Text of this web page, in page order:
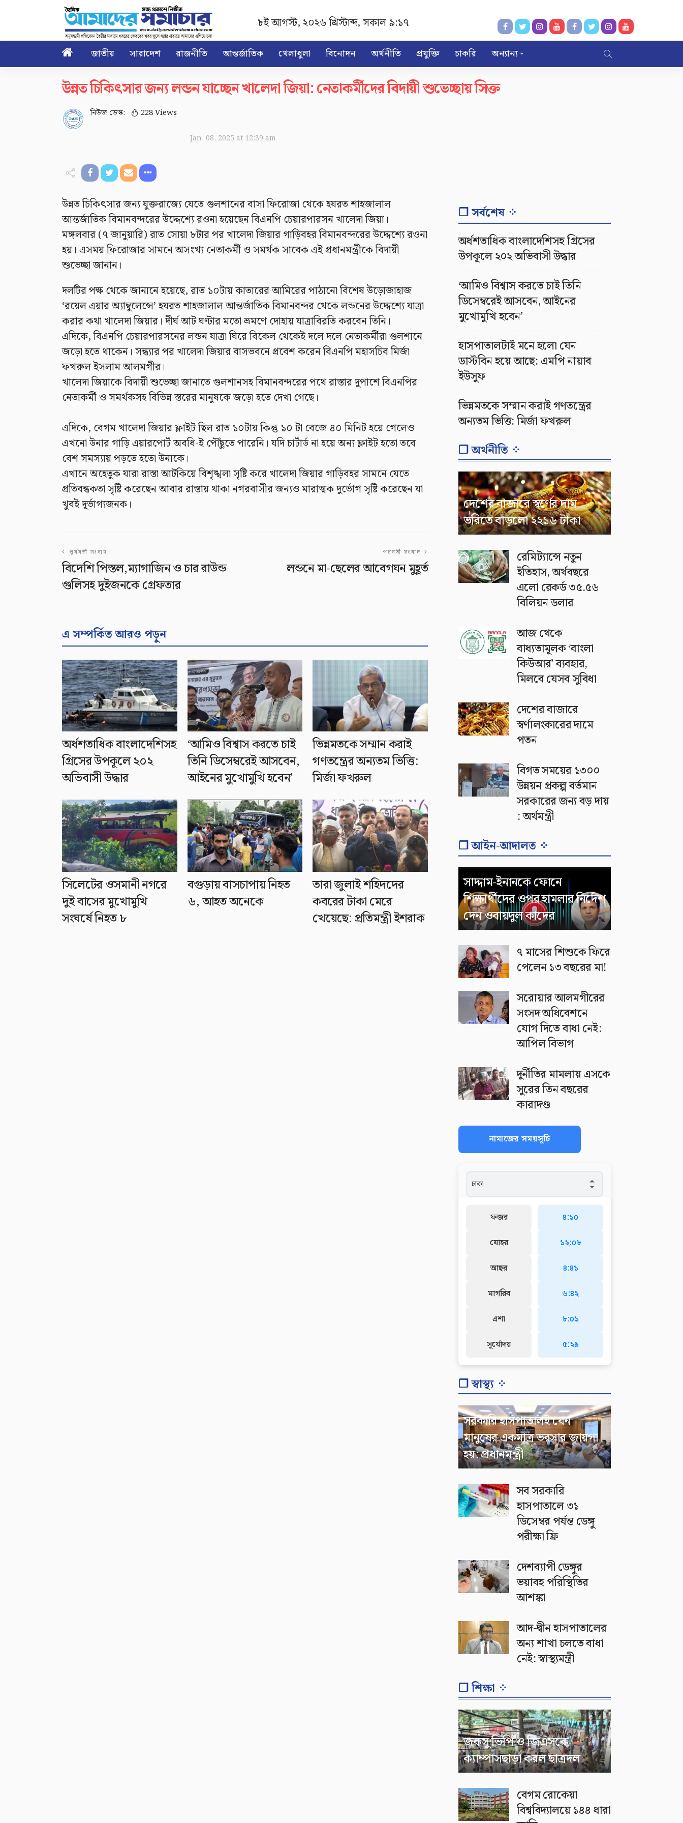
৮ই আগস্ট, ২০২৬ খ্রিস্টাব্দ,সকাল ৯:১৭
 জাতীয় সারাদেশ রাজনীতি আন্তর্জাতিক খেলাধুলা বিনোদন অর্থনীতি প্রযুক্তি চাকরি অন্যান্য
উন্নত চিকিৎসার জন্য লন্ডন যাচ্ছেন খালেদা জিয়া: নেতাকর্মীদের বিদায়ী শুভেচ্ছায় সিক্ত
নিউজ ডেস্ক: 228 Views
Jan. 08, 2025 at 12:39 am
উন্নত চিকিৎসার জন্য যুক্তরাজ্যে যেতে গুলশানের বাসা ফিরোজা থেকে হযরত শাহজালাল
আন্তর্জাতিক বিমানবন্দরের উদ্দেশ্যে রওনা হয়েছেন বিএনপি চেয়ারপারসন খালেদা জিয়া।
মঙ্গলবার (৭ জানুয়ারি) রাত সোয়া ৮টার পর খালেদা জিয়ার গাড়িবহর বিমানবন্দরের উদ্দেশ্যে রওনা
হয়। এসময় ফিরোজার সামনে অসংখ্য নেতাকর্মী ও সমর্থক সাবেক এই প্রধানমন্ত্রীকে বিদায়ী
শুভেচ্ছা জানান।
দলটির পক্ষ থেকে জানানে হয়েছে, রাত ১০টায় কাতারের আমিরের পাঠানো বিশেষ উড়োজাহাজ
‘রয়েল এয়ার অ্যাম্বুলেন্সে’ হযরত শাহজালাল আন্তর্জাতিক বিমানবন্দর থেকে লন্ডনের উদ্দেশ্যে যাত্রা
করার কথা খালেদা জিয়ার। দীর্ঘ আট ঘণ্টার মতো ভ্রমণে দোহায় যাত্রাবিরতি করবেন তিনি।
এদিকে, বিএনপি চেয়ারপারসনের লন্ডন যাত্রা ঘিরে বিকেল থেকেই দলে দলে নেতাকর্মীরা গুলশানে
জড়ো হতে থাকেন। সন্ধ্যার পর খালেদা জিয়ার বাসভবনে প্রবেশ করেন বিএনপি মহাসচিব মির্জা
ফখরুল ইসলাম আলমগীর।
খালেদা জিয়াকে বিদায়ী শুভেচ্ছা জানাতে গুলশানসহ বিমানবন্দরের পথে রাস্তার দুপাশে বিএনপির
নেতাকর্মী ও সমর্থকসহ বিভিন্ন স্তরের মানুষকে জড়ো হতে দেখা গেছে।
এদিকে, বেগম খালেদা জিয়ার ফ্লাইট ছিল রাত ১০টায় কিন্তু ১০ টা বেজে ৪০ মিনিট হয়ে গেলেও
এখনো উনার গাড়ি এয়ারপোর্ট অবধি-ই পৌঁছুতে পারেনি। যদি চার্টার্ড না হয়ে অন্য ফ্লাইট হতো তবে
বেশ সমস্যায় পড়তে হতো উনাকে।
এখানে অহেতুক যারা রাস্তা আটকিয়ে বিশৃঙ্খলা সৃষ্টি করে খালেদা জিয়ার গাড়িবহর সামনে যেতে
প্রতিবন্ধকতা সৃষ্টি করেছেন আবার রাস্তায় থাকা নগরবাসীর জন্যও মারাত্মক দুর্ভোগ সৃষ্টি করেছেন যা
খুবই দূর্ভাগ্যজনক।
পূর্ববর্তী সংবাদ
বিদেশি পিস্তল,ম্যাগাজিন ও চার রাউন্ড
গুলিসহ দুইজনকে গ্রেফতার
পরবর্তী সংবাদ
লন্ডনে মা-ছেলের আবেগঘন মুহূর্ত
এ সম্পর্কিত আরও পড়ুন
অর্ধশতাধিক বাংলাদেশিসহ
গ্রিসের উপকূলে ২০২
অভিবাসী উদ্ধার
‘আমিও বিশ্বাস করতে চাই
তিনি ডিসেম্বরেই আসবেন,
আইনের মুখোমুখি হবেন’
ভিন্নমতকে সম্মান করাই
গণতন্ত্রের অন্যতম ভিত্তি:
মির্জা ফখরুল
সিলেটের ওসমানী নগরে
দুই বাসের মুখোমুখি
সংঘর্ষে নিহত ৮
বগুড়ায় বাসচাপায় নিহত
৬, আহত অনেকে
তারা জুলাই শহিদদের
কবরের টাকা মেরে
খেয়েছে: প্রতিমন্ত্রী ইশরাক
❐ সর্বশেষ ⁘
অর্ধশতাধিক বাংলাদেশিসহ গ্রিসের
উপকূলে ২০২ অভিবাসী উদ্ধার
‘আমিও বিশ্বাস করতে চাই তিনি
ডিসেম্বরেই আসবেন, আইনের
মুখোমুখি হবেন’
হাসপাতালটাই মনে হলো যেন
ডাস্টবিন হয়ে আছে: এমপি নায়াব
ইউসুফ
ভিন্নমতকে সম্মান করাই গণতন্ত্রের
অন্যতম ভিত্তি: মির্জা ফখরুল
❐ অর্থনীতি ⁘
দেশের বাজারে স্বর্ণের দাম
ভরিতে বাড়লো ২২১৬ টাকা
রেমিট্যান্সে নতুন
ইতিহাস, অর্থবছরে
এলো রেকর্ড ৩৫.৫৬
বিলিয়ন ডলার
আজ থেকে
বাধ্যতামূলক ‘বাংলা
কিউআর’ ব্যবহার,
মিলবে যেসব সুবিধা
দেশের বাজারে
স্বর্ণালংকারের দামে
পতন
বিগত সময়ের ১৩০০
উন্নয়ন প্রকল্প বর্তমান
সরকারের জন্য বড় দায়
: অর্থমন্ত্রী
❐ আইন-আদালত ⁘
সাদ্দাম-ইনানকে ফোনে
শিক্ষার্থীদের ওপর হামলার নির্দেশ
দেন ওবায়দুল কাদের
৭ মাসের শিশুকে ফিরে
পেলেন ১৩ বছরের মা!
সরোয়ার আলমগীরের
সংসদ অধিবেশনে
যোগ দিতে বাধা নেই:
আপিল বিভাগ
দুর্নীতির মামলায় এসকে
সুরের তিন বছরের
কারাদণ্ড
নামাজের সময়সূচি
ফজর
যোহর
আছর
মাগরিব
এশা
সূর্যোদয়
৪:১০
১২:০৮
৪:৪১
৬:৪২
৮:০১
৫:২৯
❐ স্বাস্থ্য ⁘
সরকারি হাসপাতালই যেন
মানুষের একমাত্র ভরসার জায়গা
হয়: প্রধানমন্ত্রী
সব সরকারি
হাসপাতালে ৩১
ডিসেম্বর পর্যন্ত ডেঙ্গু
পরীক্ষা ফ্রি
দেশব্যাপী ডেঙ্গুর
ভয়াবহ পরিস্থিতির
আশঙ্কা
আদ-দ্বীন হাসপাতালের
অন্য শাখা চলতে বাধা
নেই: স্বাস্থ্যমন্ত্রী
❐ শিক্ষা ⁘
জকসু ভিপি ও জিএসকে
ক্যাম্পাসছাড়া করল ছাত্রদল
বেগম রোকেয়া
বিশ্ববিদ্যালয়ে ১৪৪ ধারা